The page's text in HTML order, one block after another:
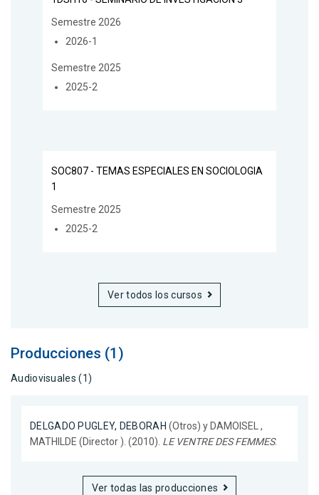
Semestre 2026
2026-1
Semestre 2025
2025-2
SOC807 - TEMAS ESPECIALES EN SOCIOLOGIA
1
Semestre 2025
2025-2
Ver todos los cursos
Producciones (1)
Audiovisuales (1)
DELGADO PUGLEY, DEBORAH (Otros) y DAMOISEL ,
MATHILDE (Director ). (2010). LE VENTRE DES FEMMES.
Ver todas las producciones